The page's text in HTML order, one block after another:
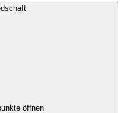
öffnen